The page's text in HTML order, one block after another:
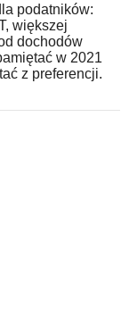
podatników:
większej
dochodów
w 2021
z preferencji.